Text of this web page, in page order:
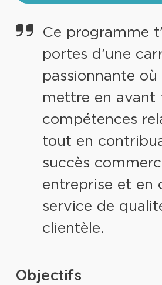
Ce programme
portes d’une
passionnante
mettre en avant
compétences
tout en
succès
entreprise et en
service de
clientèle.
Objectifs